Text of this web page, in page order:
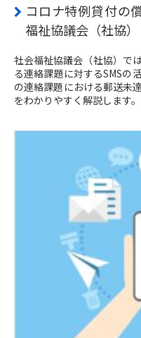
コロナ特例貸付の
福祉協議会（社協）
社会福祉協議会（社協）で
る連絡課題に対するSMSの
の連絡課題における郵送未
をわかりやすく解説します。